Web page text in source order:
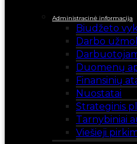
Administracinė informacija
Biudžeto
Darbo
Duomenų
Finansinių
Nuostatai
Strateginis
Tarnybiniai
Viešieji